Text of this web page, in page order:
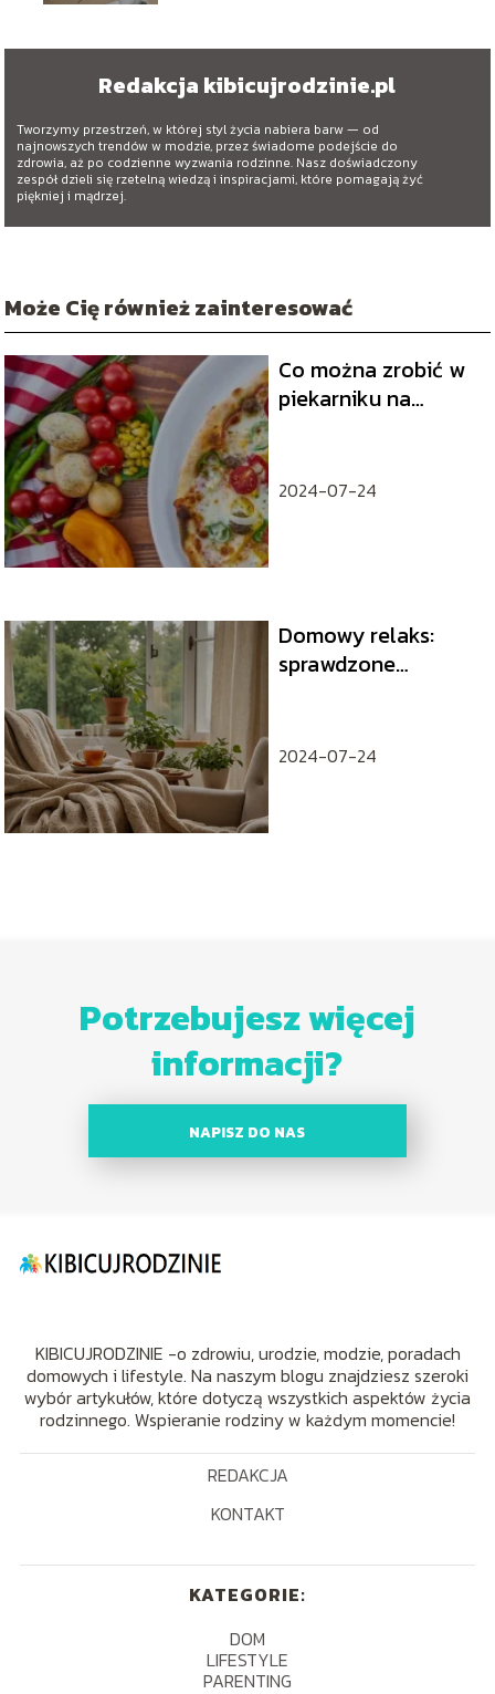
Redakcja kibicujrodzinie.pl
Tworzymy przestrzeń, w której styl życia nabiera barw — od
najnowszych trendów w modzie, przez świadome podejście do
zdrowia, aż po codzienne wyzwania rodzinne. Nasz doświadczony
zespół dzieli się rzetelną wiedzą i inspiracjami, które pomagają żyć
piękniej i mądrzej.
Może Cię również zainteresować
Co można zrobić w
piekarniku na
2024-07-24
Domowy relaks:
sprawdzone
odzyskanie energii
2024-07-24
Potrzebujesz więcej
informacji?
NAPISZ DO NAS
KIBICUJRODZINIE -o zdrowiu, urodzie, modzie, poradach
domowych i lifestyle. Na naszym blogu znajdziesz szeroki
wybór artykułów, które dotyczą wszystkich aspektów życia
rodzinnego. Wspieranie rodziny w każdym momencie!
REDAKCJA
KONTAKT
KATEGORIE:
DOM
LIFESTYLE
PARENTING